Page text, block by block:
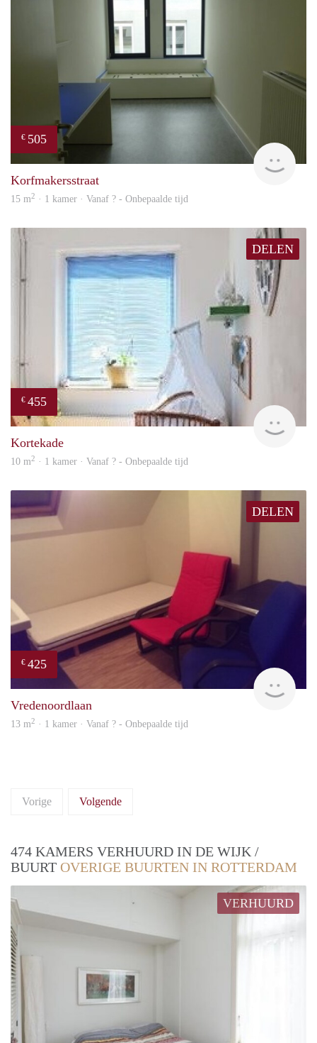
€ 505
Korfmakersstraat
15 m2 · 1 kamer · Vanaf ? - Onbepaalde tijd
DELEN
€ 455
Kortekade
10 m2 · 1 kamer · Vanaf ? - Onbepaalde tijd
DELEN
€ 425
Vredenoordlaan
13 m2 · 1 kamer · Vanaf ? - Onbepaalde tijd
Vorige Volgende
474 KAMERS VERHUURD IN DE WIJK /
BUURT OVERIGE BUURTEN IN ROTTERDAM
VERHUURD